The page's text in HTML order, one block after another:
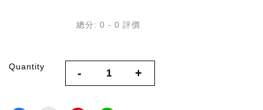
總分: 0 - 0 評價
Quantity - +